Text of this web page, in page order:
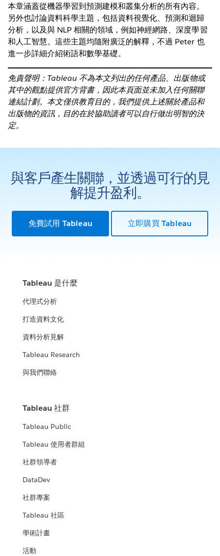
本章涵蓋從機器學習到預測建模和叢集分析的所有內容。
另外也討論資料科學主題，包括資料視覺化、預測和迴歸
分析，以及與 NLP 相關的領域，例如神經網路、深度學習
和人工智慧。這些主題均隨附廣泛的解釋，不過 Peter 也
進一步詳細介紹術語和數學基礎。
免責聲明：Tableau 不為本文列出的任何產品、出版物或
其中的觀點提供官方背書，因此本頁面並未加入任何關聯
連結計劃。本文僅供教育目的，我們提供上述關於產品和
出版物的資訊，目的在於協助讀者可以自行做出明智的決
定。
與客戶產生關聯，並透過可行的見
解提升盈利。
免費試用 Tableau 立即購買 Tableau
Tableau 是什麼
代理式分析
打造資料文化
資料分析見解
Tableau Research
與我們聯絡
Tableau 社群
Tableau Public
Tableau 使用者群組
社群領導者
DataDev
社群專案
Tableau 社區
學術計畫
活動